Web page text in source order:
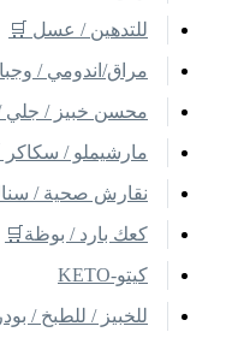
للتدهين / عسل 🛒
مراق/اندومي /
محسن خبيز / جلي /
مارشيملو / سكاكر
نقارش صحية /
كعك بارد / بوظة🛒
كيتو-KETO
للخبيز / للطبخ /